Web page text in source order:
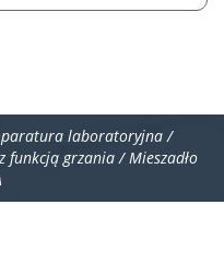
laboratoryjna/
funkcją grzania/Mieszadło